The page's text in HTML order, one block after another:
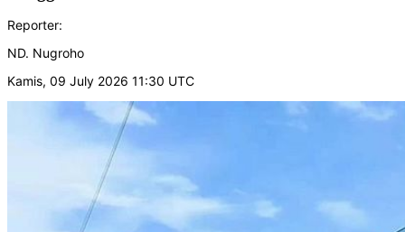
Reporter:
ND. Nugroho
Kamis, 09 July 2026 11:30 UTC